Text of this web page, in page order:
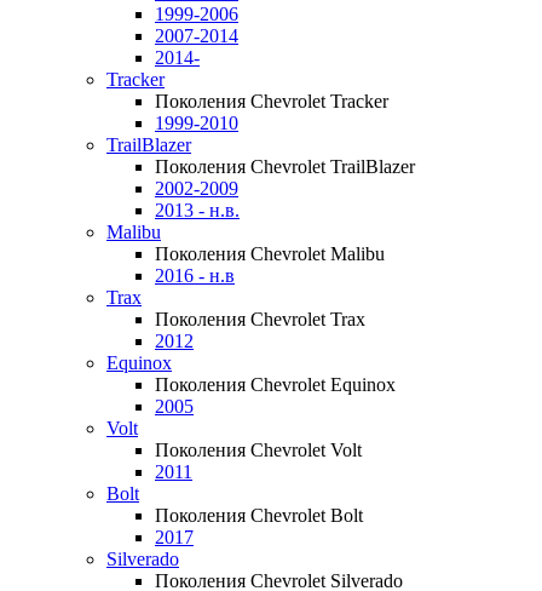
1999-2006
2007-2014
2014-
Tracker
Поколения Chevrolet Tracker
1999-2010
TrailBlazer
Поколения Chevrolet TrailBlazer
2002-2009
2013 - н.в.
Malibu
Поколения Chevrolet Malibu
2016 - н.в
Trax
Поколения Chevrolet Trax
2012
Equinox
Поколения Chevrolet Equinox
2005
Volt
Поколения Chevrolet Volt
2011
Bolt
Поколения Chevrolet Bolt
2017
Silverado
Поколения Chevrolet Silverado